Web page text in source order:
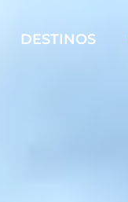
DESTINOS